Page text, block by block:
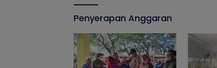
Penyerapan Anggaran